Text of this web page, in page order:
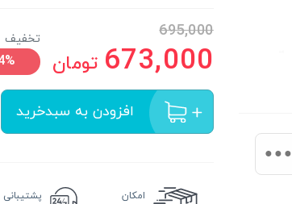
695,000
673,000 تومان
تخفیف
افزودن به سبدخرید
امکان
پشتیبانی